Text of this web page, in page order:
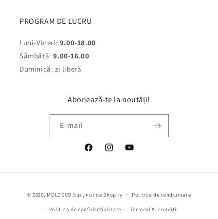
PROGRAM DE LUCRU
Luni-Vineri: 9.00-18.00
Sâmbătă:9.00-16.00
Duminică: zi liberă
Abonează-te la noutăți!
E-mail
FacebookInstagramYouTube
de
plată
© 2026, MOLDECO Susținut de Shopify Politica de rambursare
Politica de confidențialitate Termeni și condiții